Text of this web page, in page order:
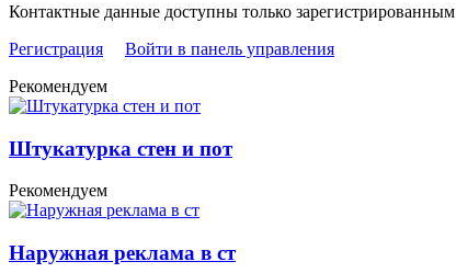
Контактные данные доступны только зарегистрированным
Регистрация
Войти в панель управления
Рекомендуем
Штукатурка стен и пот
Рекомендуем
Наружная реклама в ст